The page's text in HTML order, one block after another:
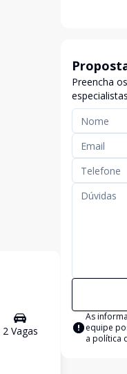
2Vagas
Preencha
As
equipe
a política